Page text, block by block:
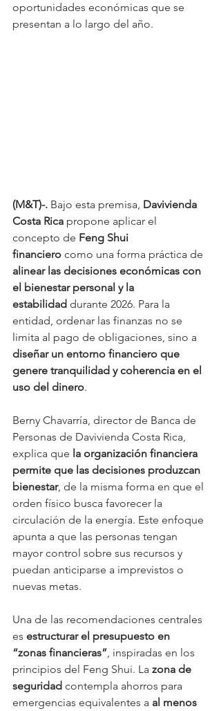
oportunidades económicas que se
presentan a lo largo del año.
(M&T)-. Bajo esta premisa, Davivienda
Costa Rica propone aplicar el
concepto de Feng Shui
financiero como una forma práctica de
alinear las decisiones económicas con
el bienestar personal y la
estabilidad durante 2026. Para la
entidad, ordenar las finanzas no se
limita al pago de obligaciones, sino a
diseñar un entorno financiero que
genere tranquilidad y coherencia en el
uso del dinero.
Berny Chavarría, director de Banca de
Personas de Davivienda Costa Rica,
explica que la organización financiera
permite que las decisiones produzcan
bienestar, de la misma forma en que el
orden físico busca favorecer la
circulación de la energía. Este enfoque
apunta a que las personas tengan
mayor control sobre sus recursos y
puedan anticiparse a imprevistos o
nuevas metas.
Una de las recomendaciones centrales
es estructurar el presupuesto en
“zonas financieras”, inspiradas en los
principios del Feng Shui. La zona de
seguridad contempla ahorros para
emergencias equivalentes a al menos